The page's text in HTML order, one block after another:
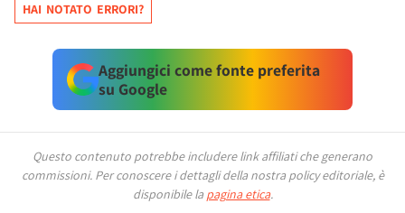
HAI NOTATO ERRORI?
Aggiungici come fonte preferita
su Google
Questo contenuto potrebbe includere link affiliati che generano
commissioni. Per conoscere i dettagli della nostra policy editoriale, è
disponibile la pagina etica.